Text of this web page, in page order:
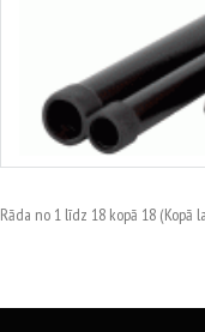
no
Rāda no 1 līdz 18 kopā 18 (Kopā